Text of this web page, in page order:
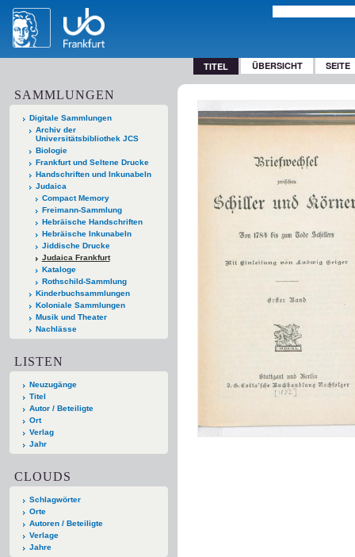
TITEL ÜBERSICHT SEITE
SAMMLUNGEN
Digitale Sammlungen
Archiv der
Universitätsbibliothek JCS
Biologie
Frankfurt und Seltene Drucke
Handschriften und Inkunabeln
Judaica
Compact Memory
Freimann-Sammlung
Hebräische Handschriften
Hebräische Inkunabeln
Jiddische Drucke
Judaica Frankfurt
Kataloge
Rothschild-Sammlung
Kinderbuchsammlungen
Koloniale Sammlungen
Musik und Theater
Nachlässe
LISTEN
Neuzugänge
Titel
Autor / Beteiligte
Ort
Verlag
Jahr
CLOUDS
Schlagwörter
Orte
Autoren / Beteiligte
Verlage
Jahre